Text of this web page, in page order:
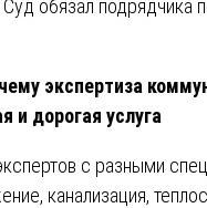
Суд обязал подрядчика
экспертиза
и дорогая услуга
с разными
канализация,